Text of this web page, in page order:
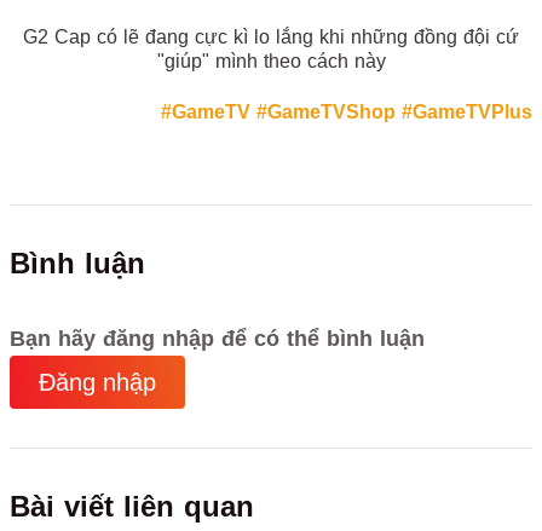
G2 Cap có lẽ đang cực kì lo lắng khi những đồng đội cứ
"giúp" mình theo cách này
#GameTV #GameTVShop #GameTVPlus
Bình luận
Bạn hãy đăng nhập để có thể bình luận
Đăng nhập
Bài viết liên quan